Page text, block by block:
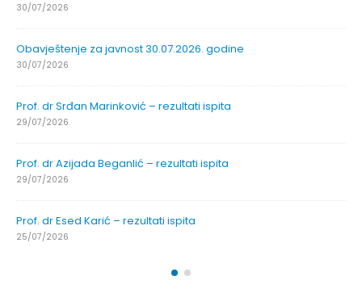
30/07/2026
Obavještenje za javnost 30.07.2026. godine
30/07/2026
Prof. dr Srđan Marinković – rezultati ispita
29/07/2026
Prof. dr Azijada Beganlić – rezultati ispita
29/07/2026
Prof. dr Esed Karić – rezultati ispita
25/07/2026